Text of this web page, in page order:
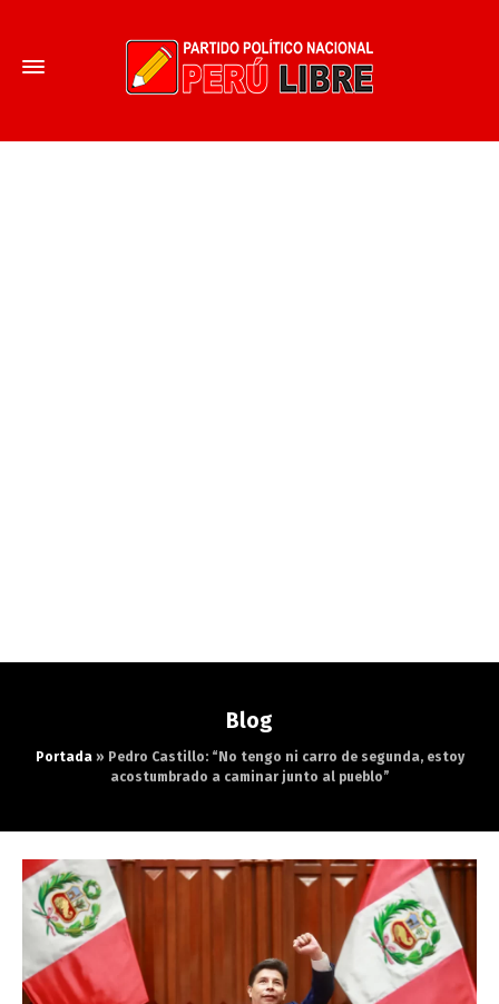
Blog
Portada» Pedro Castillo: “No tengo ni carro de segunda, estoy
acostumbrado a caminar junto al pueblo”